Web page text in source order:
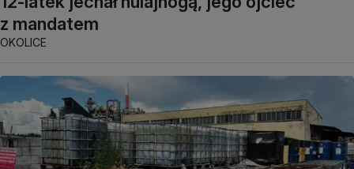
z mandatem
OKOLICE